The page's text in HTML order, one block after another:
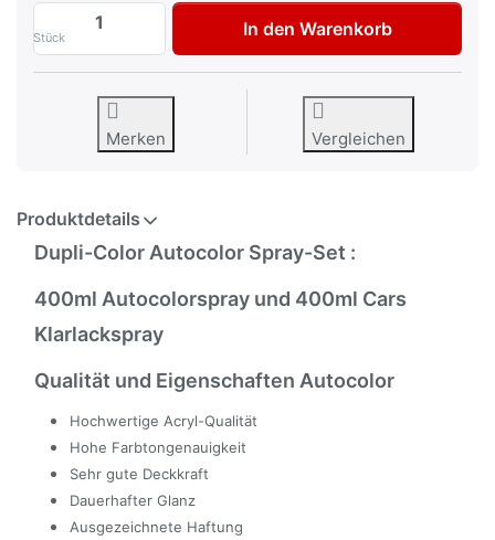
Stück
Dupli-Color Autolackspray-Set für Opel
In den Warenkorb
Merken Vergleichen
Produktdetails
Dupli-Color Autocolor Spray-Set :
400ml Autocolorspray und 400ml Cars
Klarlackspray
Qualität und Eigenschaften Autocolor
Hochwertige Acryl-Qualität
Hohe Farbtongenauigkeit
Sehr gute Deckkraft
Dauerhafter Glanz
Ausgezeichnete Haftung